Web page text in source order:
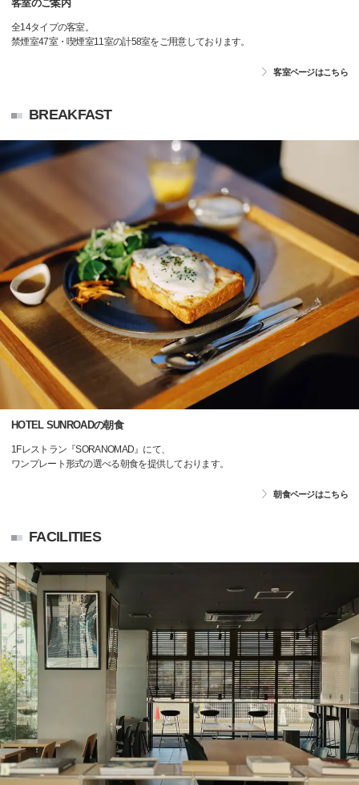
客室のご案内
全14タイプの客室。
禁煙室47室・喫煙室11室の計58室をご用意しております。
客室ページはこちら
BREAKFAST
HOTEL SUNROADの朝食
1Fレストラン『SORANOMAD』にて、
ワンプレート形式の選べる朝食を提供しております。
朝食ページはこちら
FACILITIES